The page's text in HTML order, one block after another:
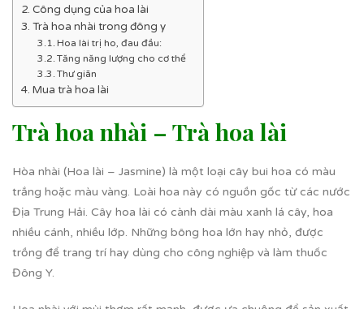
Công dụng của hoa lài
Trà hoa nhài trong đông y
Hoa lài trị ho, đau đầu:
Tăng năng lượng cho cơ thể
Thư giãn
Mua trà hoa lài
Trà hoa nhài – Trà hoa lài
Hòa nhài (Hoa lài – Jasmine) là một loại cây bui hoa có màu
trắng hoặc màu vàng. Loài hoa này có nguồn gốc từ các nước
Địa Trung Hải. Cây hoa lài có cành dài màu xanh lá cây, hoa
nhiều cánh, nhiều lớp. Những bông hoa lớn hay nhỏ, được
trồng để trang trí hay dùng cho công nghiệp và làm thuốc
Đông Y.